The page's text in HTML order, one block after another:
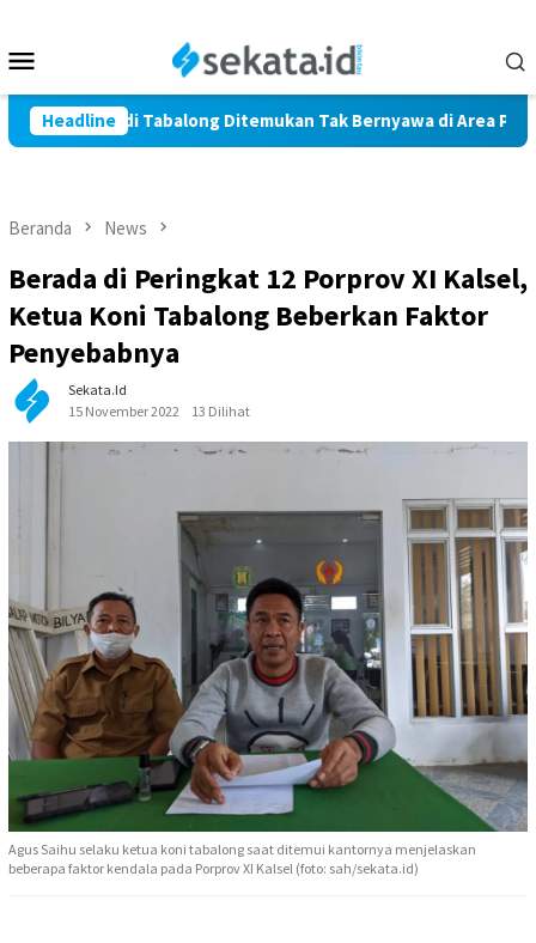
konten
Mobile
Headline
Marindi Tabalong Ditemukan Tak Bernyawa di Area
Beranda News
Berada di Peringkat 12 Porprov XI Kalsel,
Ketua Koni Tabalong Beberkan Faktor
Penyebabnya
Sekata.id
15 November 2022
13 Dilihat
Agus Saihu selaku ketua koni tabalong saat ditemui kantornya menjelaskan
beberapa faktor kendala pada Porprov XI Kalsel (foto: sah/sekata.id)